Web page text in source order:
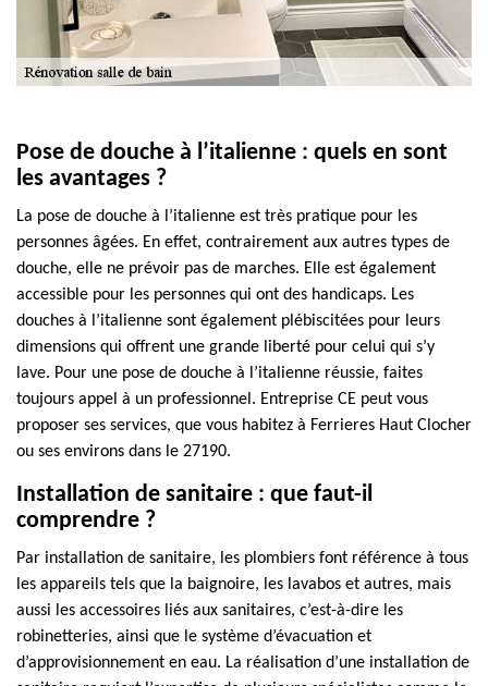
Pose de douche à l’italienne : quels en sont
les avantages ?
La pose de douche à l’italienne est très pratique pour les
personnes âgées. En effet, contrairement aux autres types de
douche, elle ne prévoir pas de marches. Elle est également
accessible pour les personnes qui ont des handicaps. Les
douches à l’italienne sont également plébiscitées pour leurs
dimensions qui offrent une grande liberté pour celui qui s’y
lave. Pour une pose de douche à l’italienne réussie, faites
toujours appel à un professionnel. Entreprise CE peut vous
proposer ses services, que vous habitez à Ferrieres Haut Clocher
ou ses environs dans le 27190.
Installation de sanitaire : que faut-il
comprendre ?
Par installation de sanitaire, les plombiers font référence à tous
les appareils tels que la baignoire, les lavabos et autres, mais
aussi les accessoires liés aux sanitaires, c’est-à-dire les
robinetteries, ainsi que le système d’évacuation et
d’approvisionnement en eau. La réalisation d’une installation de